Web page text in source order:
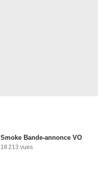
Smoke Bande-annonce VO
18 213 vues